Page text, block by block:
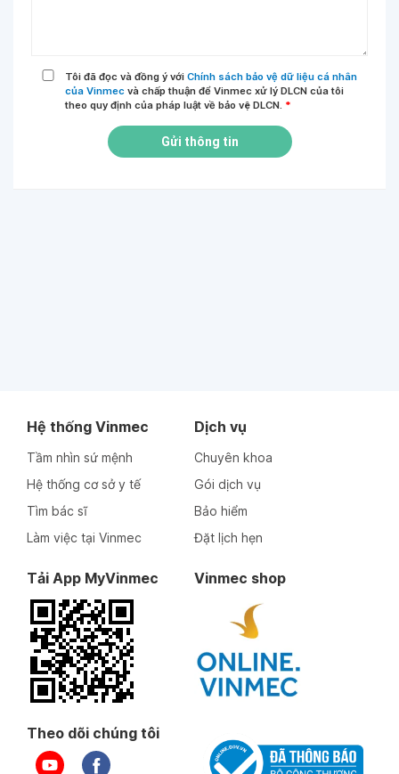
Tôi đã đọc và đồng ý với Chính sách bảo vệ dữ liệu cá nhân
của Vinmec và chấp thuận để Vinmec xử lý DLCN của tôi
theo quy định của pháp luật về bảo vệ DLCN. *
Gửi thông tin
Hệ thống Vinmec
Tầm nhìn sứ mệnh
Hệ thống cơ sở y tế
Tìm bác sĩ
Làm việc tại Vinmec
Dịch vụ
Chuyên khoa
Gói dịch vụ
Bảo hiểm
Đặt lịch hẹn
Tải App MyVinmec Vinmec shop
Theo dõi chúng tôi